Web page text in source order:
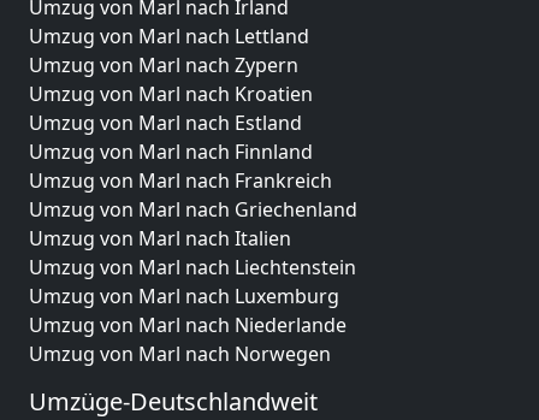
Umzug von Marl nach Irland
Umzug von Marl nach Lettland
Umzug von Marl nach Zypern
Umzug von Marl nach Kroatien
Umzug von Marl nach Estland
Umzug von Marl nach Finnland
Umzug von Marl nach Frankreich
Umzug von Marl nach Griechenland
Umzug von Marl nach Italien
Umzug von Marl nach Liechtenstein
Umzug von Marl nach Luxemburg
Umzug von Marl nach Niederlande
Umzug von Marl nach Norwegen
Umzüge-Deutschlandweit